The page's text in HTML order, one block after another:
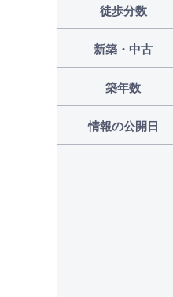
徒歩分数
新築・中古
築年数
情報の公開日